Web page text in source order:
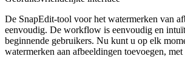
De SnapEdit-tool voor het watermerken van
eenvoudig. De workflow is eenvoudig en
beginnende gebruikers. Nu kunt u op elk
watermerken aan afbeeldingen toevoegen, met